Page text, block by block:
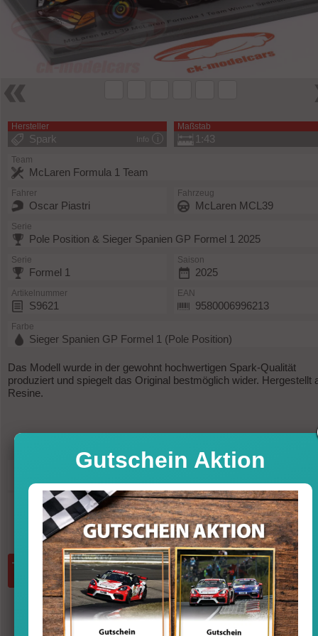
Hersteller
Info
Spark
Maßstab
1:43
Team
McLaren Formula 1 Team
Fahrer
Oscar Piastri
Fahrzeug
McLaren MCL39
Serie
Pole Position & Sieger Spanien GP Formel 1 2025
Serie
Formel 1
Saison
2025
Artikelnummer
S9621
EAN
9580006996213
Farbe
Sieger Spanien GP Formel 1 (Pole Position)
Das Modell wurde in der gewohnt hochwertigen Spark-Qualität
produziert und spiegelt das Original bestmöglich wider. Hergestellt
Resine.
Sofort versandfertig, Lieferfrist 1-3
inkl. MwSt. zzgl.
Menge: in den Warenkorb
Gutschein Aktion